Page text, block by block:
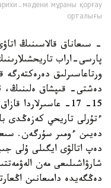
мәдени мұраны қорғау
орталығы
پارسى-اراب
15- 17- عاسىرلاردا
دەيىن ءومىر سۇرگەن.
دەپ اتالۋى ايگىلى ۇلى
شارۋاشىلىعى مەن
دەڭگەيدە دامىعانىن